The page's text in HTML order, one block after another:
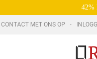
42%
CONTACT MET ONS OP